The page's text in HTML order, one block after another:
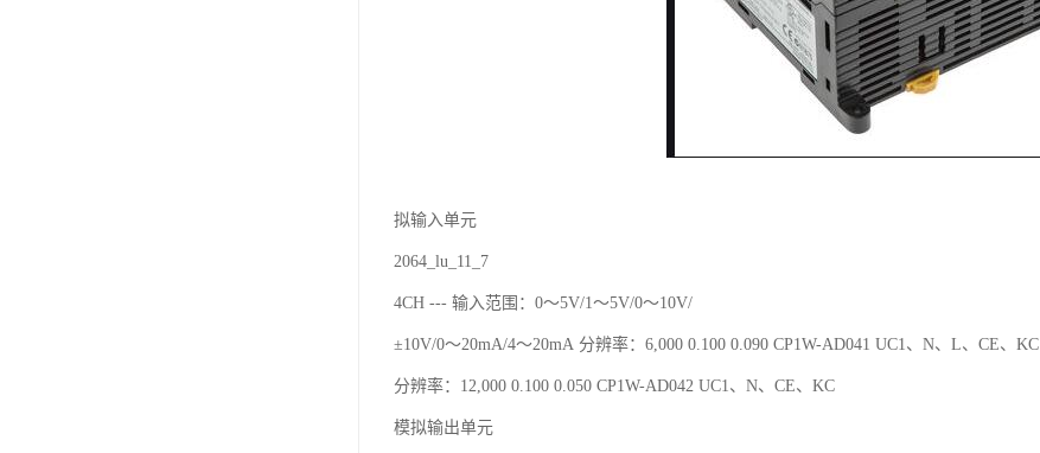
拟输入单元
2064_lu_11_7
4CH --- 输入范围：0～5V/1～5V/0～10V/
±10V/0～20mA/4～20mA 分辨率：6,000 0.100 0.090 CP1W-AD041 UC1、N、L、CE、KC
分辨率：12,000 0.100 0.050 CP1W-AD042 UC1、N、CE、KC
模拟输出单元